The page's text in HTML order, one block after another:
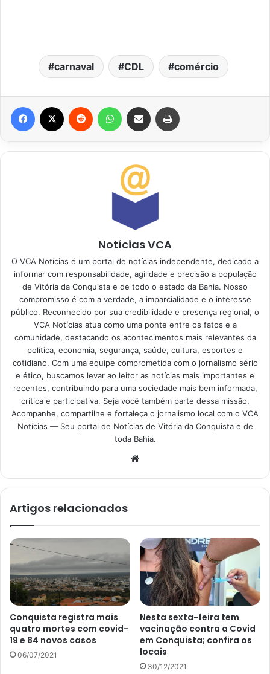
carnaval CDL comércio
Facebook Reddit WhatsAppCompartilhar via e-mail
Notícias VCA
O VCA Notícias é um portal de notícias independente, dedicado a
informar com responsabilidade, agilidade e precisão a população
de Vitória da Conquista e de todo o estado da Bahia. Nosso
compromisso é com a verdade, a imparcialidade e o interesse
público. Reconhecido por sua credibilidade e presença regional, o
VCA Notícias atua como uma ponte entre os fatos e a
comunidade, destacando os acontecimentos mais relevantes da
política, economia, segurança, saúde, cultura, esportes e
cotidiano. Com uma equipe comprometida com o jornalismo sério
e ético, buscamos levar ao leitor as notícias mais importantes e
recentes, contribuindo para uma sociedade mais bem informada,
crítica e participativa. Seja você também parte dessa missão.
Acompanhe, compartilhe e fortaleça o jornalismo local com o VCA
Notícias — Seu portal de Notícias de Vitória da Conquista e de
toda Bahia.
Artigos relacionados
Conquista registra mais
quatro mortes com covid-
19 e 84 novos casos
06/07/2021
Nesta sexta-feira tem
vacinação contra a Covid
em Conquista; confira os
locais
30/12/2021